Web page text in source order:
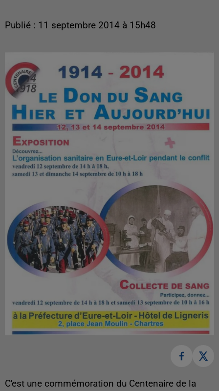
Publié : 11 septembre 2014 à 15h48
C'est une commémoration du Centenaire de la